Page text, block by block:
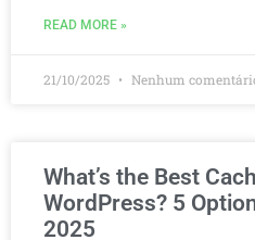
READ MORE »
21/10/2025 Nenhum
What’s the Best
WordPress? 5
2025